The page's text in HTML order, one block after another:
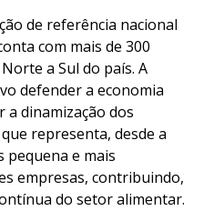
de referência nacional
com mais de 300
a Sul do país. A
defender a economia
dinamização dos
representa, desde a
pequena e mais
empresas, contribuindo,
do setor alimentar.